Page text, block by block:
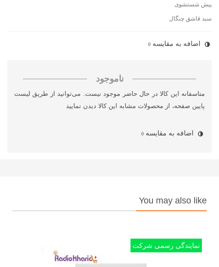
پیش شستشوی
سبد قاشق چنگال
اضافه به مقایسه 0
ناموجود
متاسفانه این کالا در حال حاضر موجود نیست. می‌توانید از طریق لیست
پایین صفحه، از محصولات مشابه این کالا دیدن نمایید
اضافه به مقایسه 0
You may also like
نمایندگی رسمی شرکت